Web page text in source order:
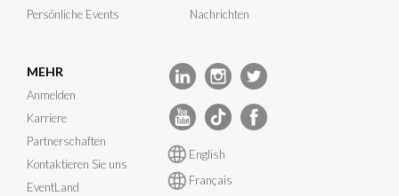
Persönliche Events
Nachrichten
MEHR
Anmelden
Karriere
Partnerschaften
Kontaktieren Sie uns
EventLand
English
Français